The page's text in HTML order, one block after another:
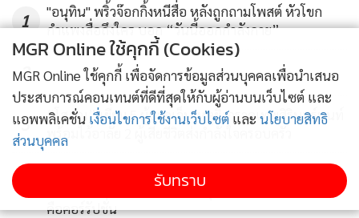
156
1
"อนุทิน" พริ้วจ๊อกกิ้งหนีสื่อ หลังถูกถามโพสต์ หัวโขก
กำแพงสื่อถึงใคร บอก “วันนี้ออกกำลังกาย”
2
3
“โสภณ” เยี่ยม 5 ผู้บาดเจ็บเหตุยิงกราดเทพศิรินทร์นนท์
4
เฉลยแล้ว! “อนุทิน” โพสต์โต้ “ศิริกัญญา” ปมสู้กับ
กำแพง เอาอย่างไรก็ไม่ลง "วีรยุทธ" ขยายความ กำแพง
คือคอร์รัปชั่น
MGR Online ใช้คุกกี้ (Cookies)
MGR Online ใช้คุกกี้ เพื่อจัดการข้อมูลส่วนบุคคลเพื่อนำเสนอ
ประสบการณ์คอนเทนต์ที่ดีที่สุดให้กับผู้อ่านบนเว็บไซต์ และ
แอพพลิเคชั่น เงื่อนไขการใช้งานเว็บไซต์ และ นโยบายสิทธิ
ส่วนบุคคล
รับทราบ